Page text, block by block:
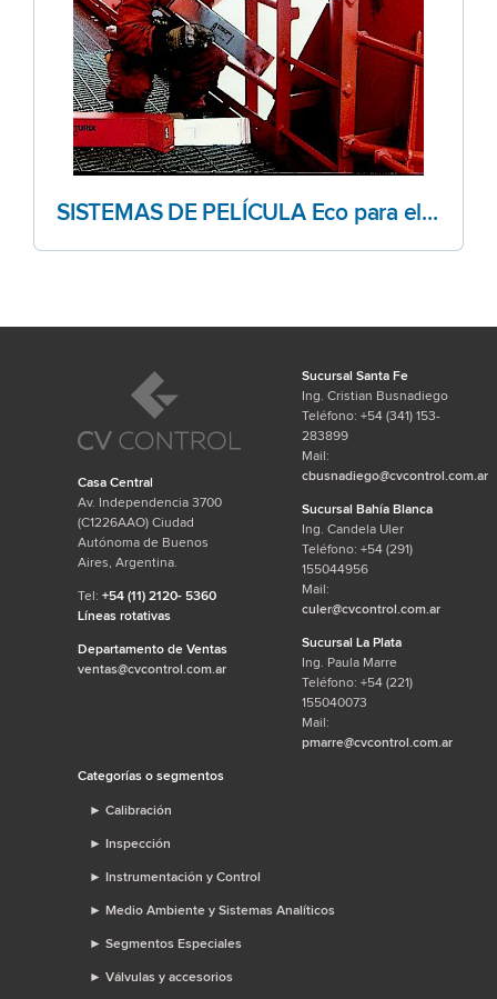
SISTEMAS DE PELÍCULA Eco para el END de AGFA
Casa Central
Av. Independencia 3700
(C1226AAO) Ciudad
Autónoma de Buenos
Aires, Argentina.
Tel: +54 (11) 2120- 5360
Líneas rotativas
Departamento de Ventas
ventas@cvcontrol.com.ar
Sucursal Santa Fe
Ing. Cristian Busnadiego
Teléfono: +54 (341) 153-
283899
Mail:
cbusnadiego@cvcontrol.com.ar
Sucursal Bahía Blanca
Ing. Candela Uler
Teléfono: +54 (291)
155044956
Mail:
culer@cvcontrol.com.ar
Sucursal La Plata
Ing. Paula Marre
Teléfono: +54 (221)
155040073
Mail:
pmarre@cvcontrol.com.ar
Categorías o segmentos
► Calibración
► Inspección
► Instrumentación y Control
► Medio Ambiente y Sistemas Analíticos
► Segmentos Especiales
► Válvulas y accesorios